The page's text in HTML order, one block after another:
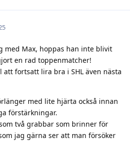
med Max, hoppas han inte blivit
en rad toppenmatcher!
fortsatt lira bra i SHL även nästa
med lite hjärta också innan
förstärkningar.
två grabbar som brinner för
jag gärna ser att man försöker